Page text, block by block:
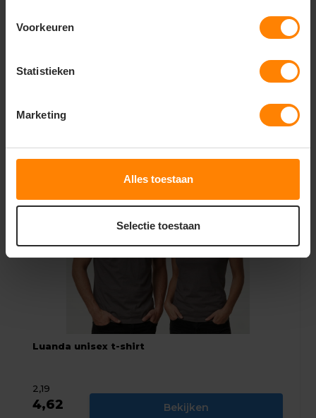
Voorkeuren
Statistieken
Marketing
Alles toestaan
Selectie toestaan
Excl. btw
Luanda unisex t-shirt
2,19
4,62 Bekijken